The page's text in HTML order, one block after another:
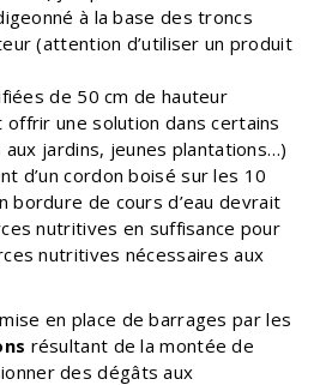
à la base des troncs
(attention d’utiliser un produit
de 50 cm de hauteur
une solution dans certains
aux jardins, jeunes plantations…)
d’un cordon boisé sur les 10
bordure de cours d’eau devrait
nutritives en suffisance pour
nutritives nécessaires aux
en place de barrages par les
résultant de la montée de
des dégâts aux